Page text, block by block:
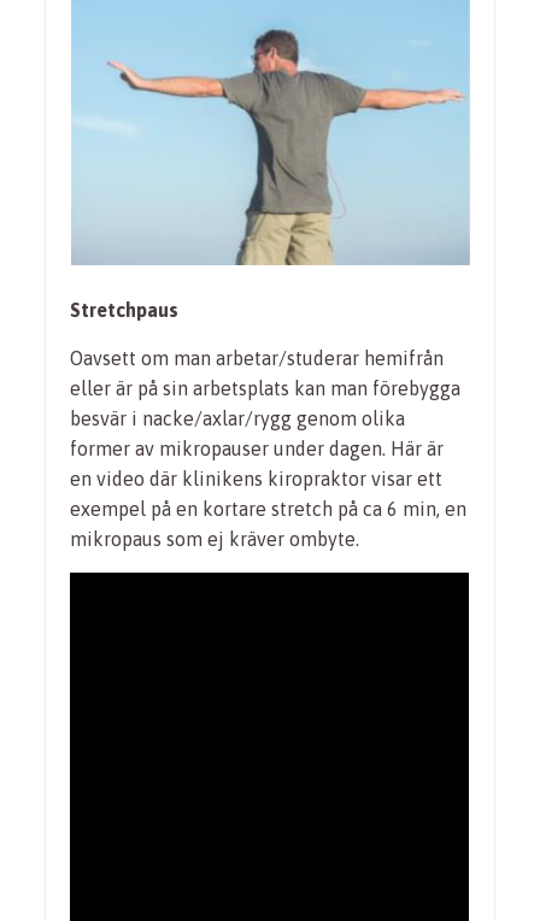
Stretchpaus
Oavsett om man arbetar/studerar hemifrån
eller är på sin arbetsplats kan man förebygga
besvär i nacke/axlar/rygg genom olika
former av mikropauser under dagen. Här är
en video där klinikens kiropraktor visar ett
exempel på en kortare stretch på ca 6 min, en
mikropaus som ej kräver ombyte.